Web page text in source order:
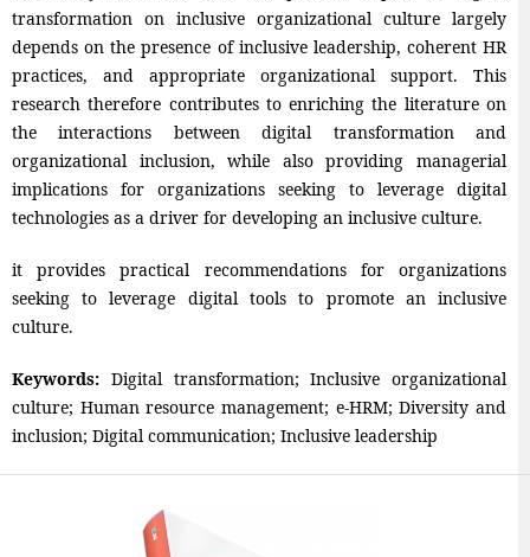
transformation on inclusive organizational culture largely
depends on the presence of inclusive leadership, coherent HR
practices, and appropriate organizational support. This
research therefore contributes to enriching the literature on
the interactions between digital transformation and
organizational inclusion, while also providing managerial
implications for organizations seeking to leverage digital
technologies as a driver for developing an inclusive culture.
it provides practical recommendations for organizations
seeking to leverage digital tools to promote an inclusive
culture.
Keywords: Digital transformation; Inclusive organizational
culture; Human resource management; e-HRM; Diversity and
inclusion; Digital communication; Inclusive leadership